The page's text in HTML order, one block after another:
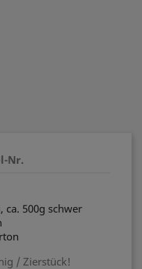
Nr.
ca. 500g schwer
/ Zierstück!